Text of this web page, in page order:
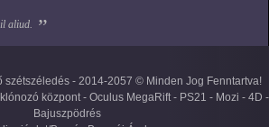
aliud.
szétszéledés - 2014-2057 © Minden Jog Fenntartva!
központ - Oculus MegaRift - PS21 - Mozi - 4D -
Bajuszpödrés